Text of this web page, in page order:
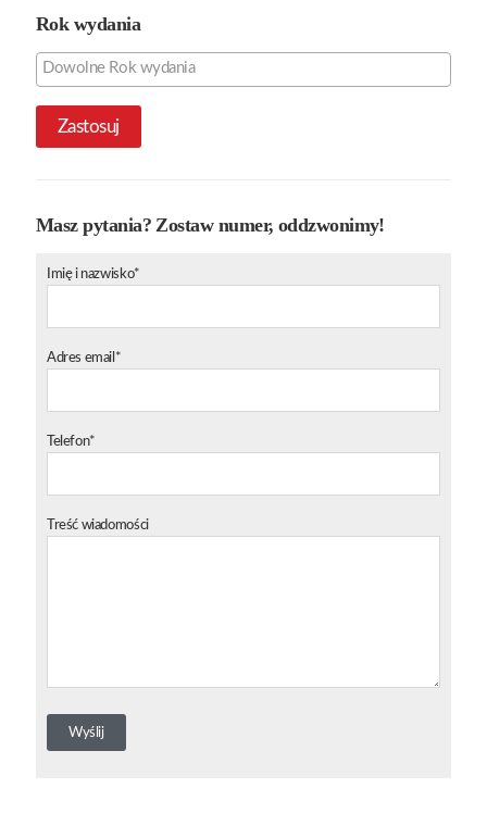
Rok wydania
Zastosuj
Masz pytania? Zostaw numer, oddzwonimy!
Imię i nazwisko*
Adres email*
Telefon*
Treść wiadomości